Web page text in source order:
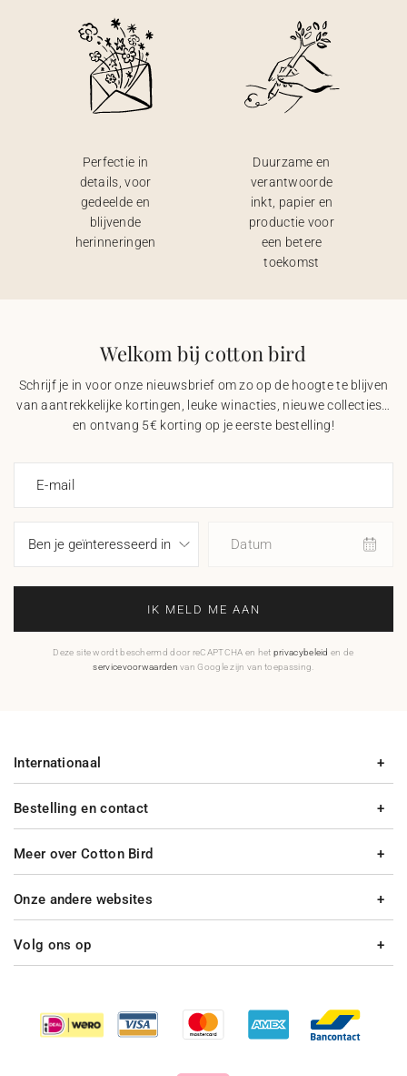
Perfectie in
details, voor
gedeelde en
blijvende
herinneringen
Duurzame en
verantwoorde
inkt, papier en
productie voor
een betere
toekomst
Welkom bij cotton bird
Schrijf je in voor onze nieuwsbrief om zo op de hoogte te blijven
van aantrekkelijke kortingen, leuke winacties, nieuwe collecties…
en ontvang 5€ korting op je eerste bestelling!
E-mail
Datum
IK MELD ME AAN
Deze site wordt beschermd door reCAPTCHA en het privacybeleid en de
servicevoorwaarden van Google zijn van toepassing.
Bestelling en contact
Meer over Cotton Bird
Internationaal
Onze andere websites
Volg ons op